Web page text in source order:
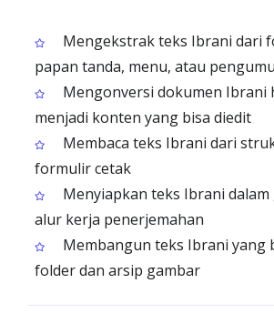
Mengekstrak teks Ibrani dari
papan tanda, menu, atau
Mengonversi dokumen Ibrani
menjadi konten yang bisa diedit
Membaca teks Ibrani dari
formulir cetak
Menyiapkan teks Ibrani
alur kerja penerjemahan
Membangun teks Ibrani yang
folder dan arsip gambar